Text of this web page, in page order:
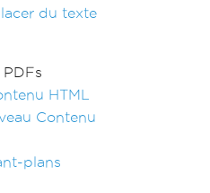
du texte
HTML
Contenu
plans